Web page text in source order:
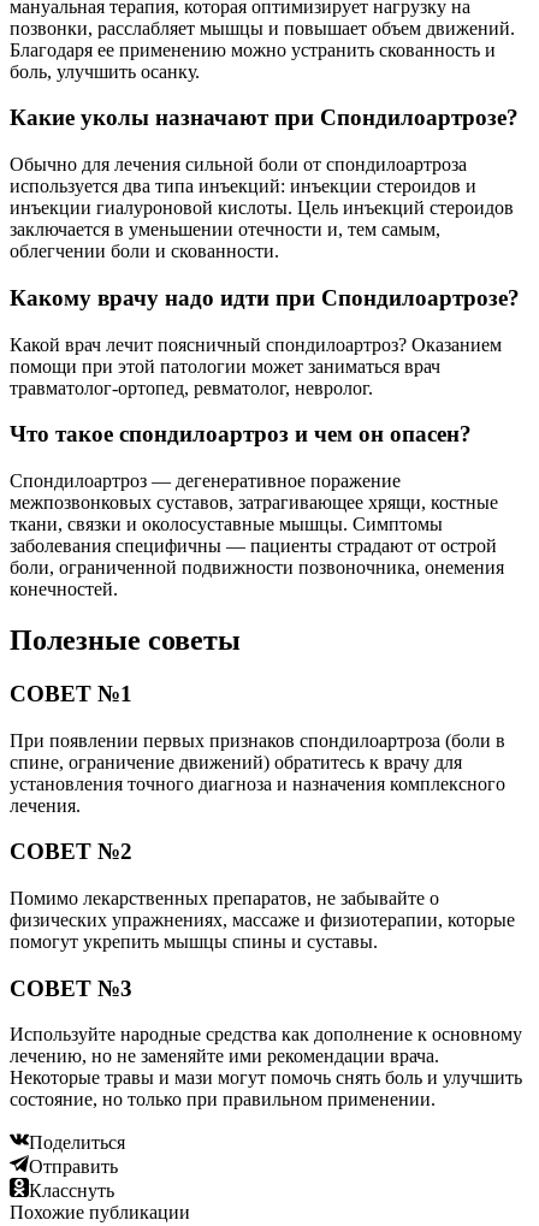
мануальная терапия, которая оптимизирует нагрузку на
позвонки, расслабляет мышцы и повышает объем движений.
Благодаря ее применению можно устранить скованность и
боль, улучшить осанку.
Какие уколы назначают при Спондилоартрозе?
Обычно для лечения сильной боли от спондилоартроза
используется два типа инъекций: инъекции стероидов и
инъекции гиалуроновой кислоты. Цель инъекций стероидов
заключается в уменьшении отечности и, тем самым,
облегчении боли и скованности.
Какому врачу надо идти при Спондилоартрозе?
Какой врач лечит поясничный спондилоартроз? Оказанием
помощи при этой патологии может заниматься врач
травматолог-ортопед, ревматолог, невролог.
Что такое спондилоартроз и чем он опасен?
Спондилоартроз — дегенеративное поражение
межпозвонковых суставов, затрагивающее хрящи, костные
ткани, связки и околосуставные мышцы. Симптомы
заболевания специфичны — пациенты страдают от острой
боли, ограниченной подвижности позвоночника, онемения
конечностей.
Полезные советы
СОВЕТ №1
При появлении первых признаков спондилоартроза (боли в
спине, ограничение движений) обратитесь к врачу для
установления точного диагноза и назначения комплексного
лечения.
СОВЕТ №2
Помимо лекарственных препаратов, не забывайте о
физических упражнениях, массаже и физиотерапии, которые
помогут укрепить мышцы спины и суставы.
СОВЕТ №3
Используйте народные средства как дополнение к основному
лечению, но не заменяйте ими рекомендации врача.
Некоторые травы и мази могут помочь снять боль и улучшить
состояние, но только при правильном применении.
Поделиться
Отправить
Класснуть
Похожие публикации